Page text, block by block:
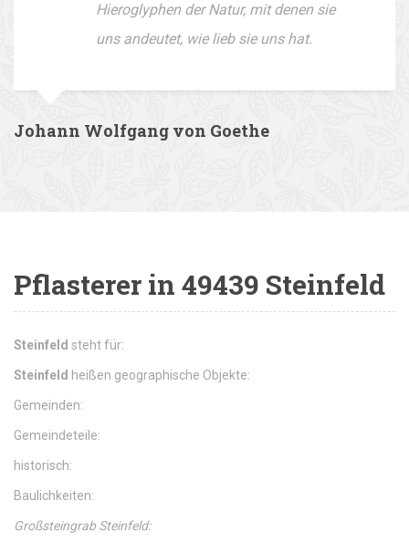
Hieroglyphen der Natur, mit denen sie
uns andeutet, wie lieb sie uns hat.
Johann Wolfgang von Goethe
Pflasterer in 49439 Steinfeld
Steinfeld steht für:
Steinfeld heißen geographische Objekte:
Gemeinden:
Gemeindeteile:
historisch:
Baulichkeiten:
Großsteingrab Steinfeld: